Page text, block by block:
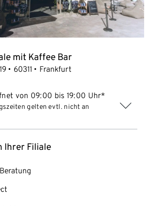
mit Kaffee Bar
60311 Frankfurt
von 09:00 bis 19:00 Uhr*
gelten evtl. nicht an
Ihrer Filiale